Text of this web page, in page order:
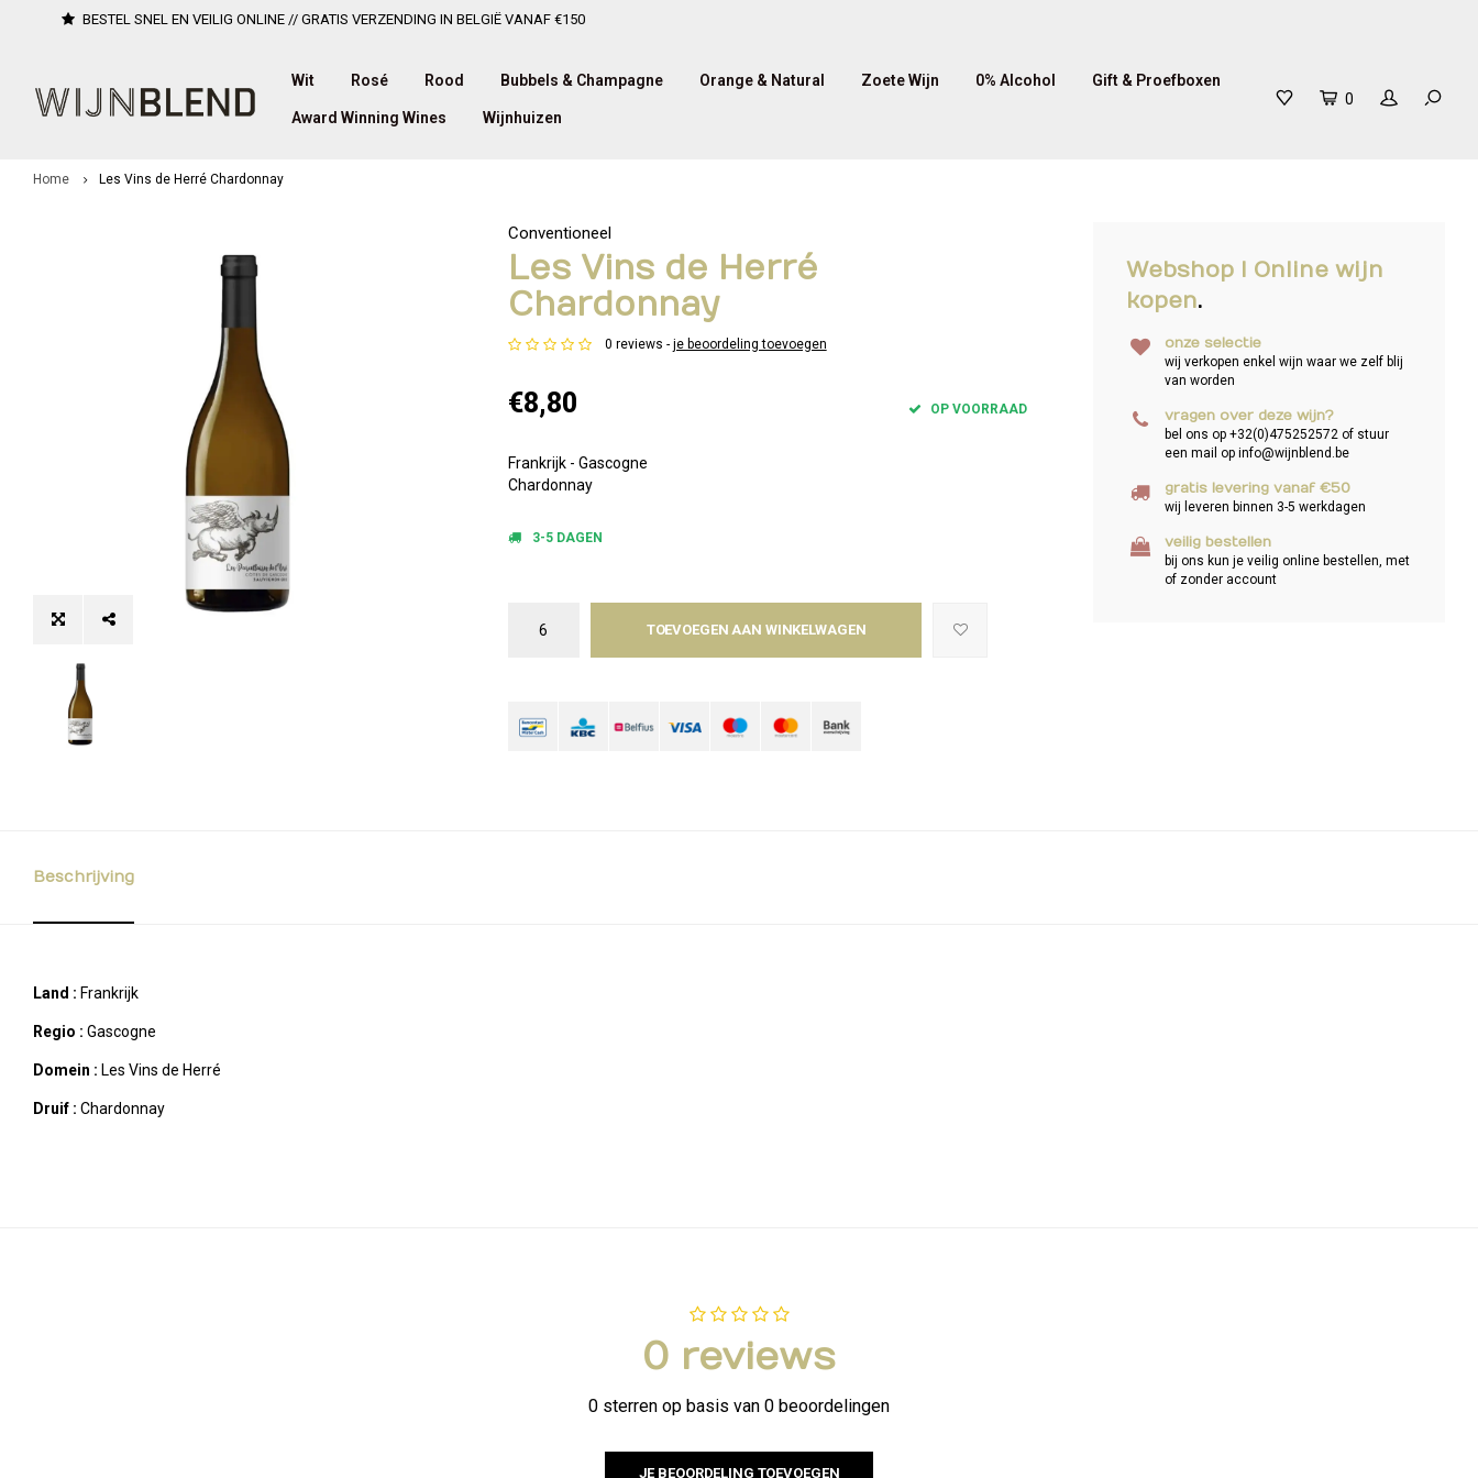
BESTEL SNEL EN VEILIG ONLINE // GRATIS VERZENDING IN BELGIË VANAF €150
Wit Rosé Rood Bubbels & Champagne Orange & Natural Zoete Wijn 0% Alcohol Gift & Proefboxen
Award Winning Wines Wijnhuizen
0
Home Les Vins de Herré Chardonnay
Conventioneel
Les Vins de Herré
Chardonnay
0 reviews - je beoordeling toevoegen
€8,80 OP VOORRAAD
Frankrijk - Gascogne
Chardonnay
3-5 DAGEN
TOEVOEGEN AAN WINKELWAGEN
Webshop I Online wijn
kopen.
onze selectie
wij verkopen enkel wijn waar we zelf blij
van worden
vragen over deze wijn?
bel ons op +32(0)475252572 of stuur
een mail op info@wijnblend.be
gratis levering vanaf €50
wij leveren binnen 3-5 werkdagen
veilig bestellen
bij ons kun je veilig online bestellen, met
of zonder account
Beschrijving
Land : Frankrijk
Regio : Gascogne
Domein : Les Vins de Herré
Druif : Chardonnay
0 reviews
0 sterren op basis van 0 beoordelingen
JE BEOORDELING TOEVOEGEN